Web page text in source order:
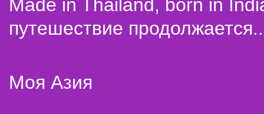
Made in Thailand, born in
путешествие
Моя Азия